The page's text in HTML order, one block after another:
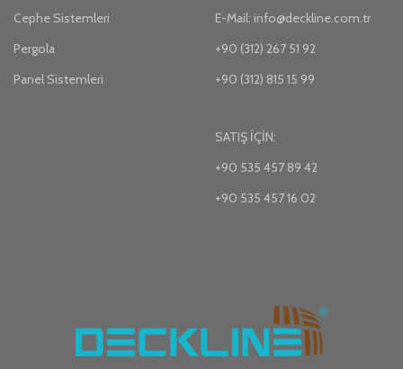
Cephe Sistemleri
Pergola
Panel Sistemleri
E-Mail: info@deckline.com.tr
+90 (312) 267 51 92
+90 (312) 815 15 99
SATIŞ İÇİN:
+90 535 457 89 42
+90 535 457 16 02